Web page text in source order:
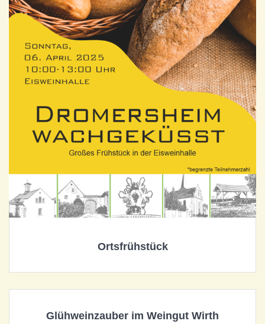
Ortsfrühstück
Glühweinzauber im Weingut Wirth